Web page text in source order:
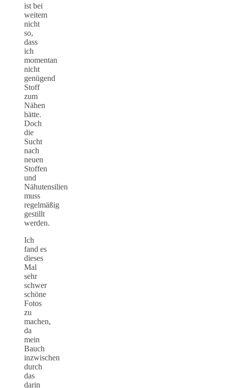
ist bei
weitem
nicht
so,
dass
ich
momentan
nicht
genügend
Stoff
zum
Nähen
hätte.
Doch
die
Sucht
nach
neuen
Stoffen
und
Nähutensilien
muss
regelmäßig
gestillt
werden.
Ich
fand es
dieses
Mal
sehr
schwer
schöne
Fotos
zu
machen,
da
mein
Bauch
inzwischen
durch
das
darin